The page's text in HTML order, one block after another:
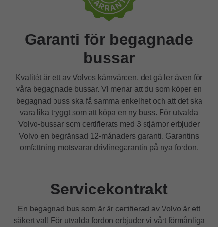
Garanti för begagnade
bussar
Kvalitét är ett av Volvos kärnvärden, det gäller även för
våra begagnade bussar. Vi menar att du som köper en
begagnad buss ska få samma enkelhet och att det ska
vara lika tryggt som att köpa en ny buss. För utvalda
Volvo-bussar som certifierats med 3 stjärnor erbjuder
Volvo en begränsad 12-månaders garanti. Garantins
omfattning motsvarar drivlinegarantin på nya fordon.
Servicekontrakt
En begagnad bus som är är certifierad av Volvo är ett
säkert val! För utvalda fordon erbjuder vi vårt förmånliga